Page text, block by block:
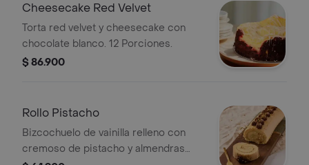
Cheesecake Red Velvet
Torta red velvet y cheesecake con
chocolate blanco. 12 Porciones.
$ 86.900
Rollo Pistacho
Bizcochuelo de vainilla relleno con
cremoso de pistacho y almendras